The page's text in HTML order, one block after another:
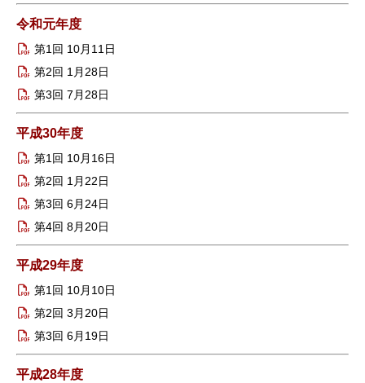
令和元年度
第1回 10月11日
第2回 1月28日
第3回 7月28日
平成30年度
第1回 10月16日
第2回 1月22日
第3回 6月24日
第4回 8月20日
平成29年度
第1回 10月10日
第2回 3月20日
第3回 6月19日
平成28年度